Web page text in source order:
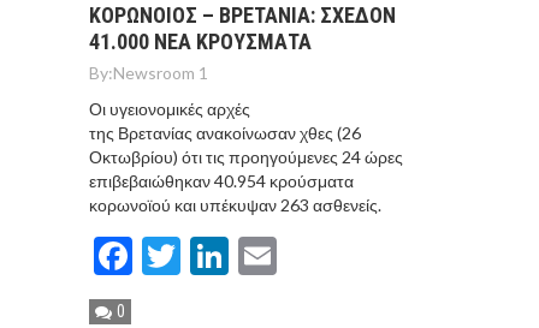
ΚΟΡΩΝΟΙΟΣ – ΒΡΕΤΑΝΙΑ: ΣΧΕΔΟΝ
41.000 ΝΕΑ ΚΡΟΥΣΜΑΤΑ
By:Newsroom 1
Οι υγειονομικές αρχές
της Βρετανίας ανακοίνωσαν χθες (26
Οκτωβρίου) ότι τις προηγούμενες 24 ώρες
επιβεβαιώθηκαν 40.954 κρούσματα
κορωνοϊού και υπέκυψαν 263 ασθενείς.
Facebook
TwitterLinkedIn
0